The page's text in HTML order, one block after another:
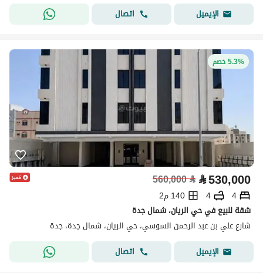
الإيميل
اتصال
5.3% خصم
⃁530,000
⃁
560,000
4
4
140 م2
شقة للبيع في حي الريان، شمال جدة
شارع علي بن عبد الرحمن السوسي، حي الريان، شمال جدة، جدة
الإيميل
اتصال